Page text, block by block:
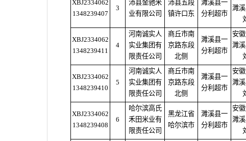
XBJ2334062
1348239407
3
沛县金驰米
业有限公司
沛县五段
镇许口东
濉溪县一
分利超市
濉
XBJ2334062
1348239411
4
河南诚实人
实业集团有
限责任公司
商丘市南
京路东段
北侧
濉溪县一
分利超市
安
濉
XBJ2334062
1348239410
5
河南诚实人
实业集团有
限责任公司
商丘市南
京路东段
北侧
濉溪县一
分利超市
安
濉
XBJ2334062
1348239408
6
哈尔滨高氏
禾田米业有
限责任公司
黑龙江省
哈尔滨市
濉溪县一
分利超市
安
濉